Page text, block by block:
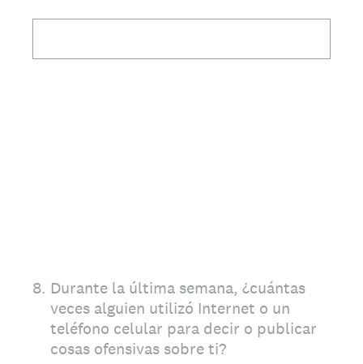
8. Durante la última semana, ¿cuántas
veces alguien utilizó Internet o un
teléfono celular para decir o publicar
cosas ofensivas sobre ti?